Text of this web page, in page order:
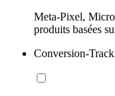
Meta-Pixel,
produits basées
Conversion-